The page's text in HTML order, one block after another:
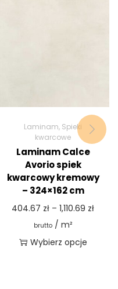
Laminam, Spieki
kwarcowe
Laminam Calce
Avorio spiek
kwarcowy kremowy
– 324×162 cm
404.67 zł – 1,110.69 zł
brutto/ m²
Wybierz opcje